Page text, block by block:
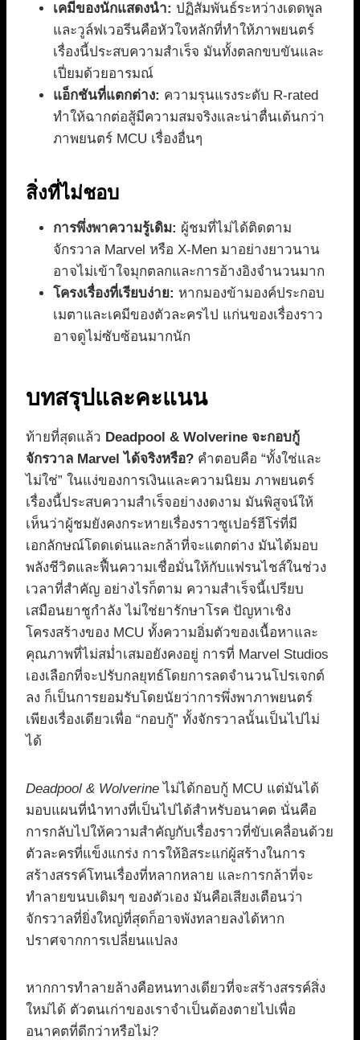
เคมีของนักแสดงนำ: ปฏิสัมพันธ์ระหว่างเดดพูล
และวูล์ฟเวอรีนคือหัวใจหลักที่ทำให้ภาพยนตร์
เรื่องนี้ประสบความสำเร็จ มันทั้งตลกขบขันและ
เปี่ยมด้วยอารมณ์
แอ็กชันที่แตกต่าง: ความรุนแรงระดับ R-rated
ทำให้ฉากต่อสู้มีความสมจริงและน่าตื่นเต้นกว่า
ภาพยนตร์ MCU เรื่องอื่นๆ
สิ่งที่ไม่ชอบ
การพึ่งพาความรู้เดิม: ผู้ชมที่ไม่ได้ติดตาม
จักรวาล Marvel หรือ X-Men มาอย่างยาวนาน
อาจไม่เข้าใจมุกตลกและการอ้างอิงจำนวนมาก
โครงเรื่องที่เรียบง่าย: หากมองข้ามองค์ประกอบ
เมตาและเคมีของตัวละครไป แก่นของเรื่องราว
อาจดูไม่ซับซ้อนมากนัก
บทสรุปและคะแนน
ท้ายที่สุดแล้ว Deadpool & Wolverine จะกอบกู้
จักรวาล Marvel ได้จริงหรือ? คำตอบคือ “ทั้งใช่และ
ไม่ใช่” ในแง่ของการเงินและความนิยม ภาพยนตร์
เรื่องนี้ประสบความสำเร็จอย่างงดงาม มันพิสูจน์ให้
เห็นว่าผู้ชมยังคงกระหายเรื่องราวซูเปอร์ฮีโร่ที่มี
เอกลักษณ์โดดเด่นและกล้าที่จะแตกต่าง มันได้มอบ
พลังชีวิตและฟื้นความเชื่อมั่นให้กับแฟรนไชส์ในช่วง
เวลาที่สำคัญ อย่างไรก็ตาม ความสำเร็จนี้เปรียบ
เสมือนยาชูกำลัง ไม่ใช่ยารักษาโรค ปัญหาเชิง
โครงสร้างของ MCU ทั้งความอิ่มตัวของเนื้อหาและ
คุณภาพที่ไม่สม่ำเสมอยังคงอยู่ การที่ Marvel Studios
เองเลือกที่จะปรับกลยุทธ์โดยการลดจำนวนโปรเจกต์
ลง ก็เป็นการยอมรับโดยนัยว่าการพึ่งพาภาพยนตร์
เพียงเรื่องเดียวเพื่อ “กอบกู้” ทั้งจักรวาลนั้นเป็นไปไม่
ได้
Deadpool & Wolverine ไม่ได้กอบกู้ MCU แต่มันได้
มอบแผนที่นำทางที่เป็นไปได้สำหรับอนาคต นั่นคือ
การกลับไปให้ความสำคัญกับเรื่องราวที่ขับเคลื่อนด้วย
ตัวละครที่แข็งแกร่ง การให้อิสระแก่ผู้สร้างในการ
สร้างสรรค์โทนเรื่องที่หลากหลาย และการกล้าที่จะ
ทำลายขนบเดิมๆ ของตัวเอง มันคือเสียงเตือนว่า
จักรวาลที่ยิ่งใหญ่ที่สุดก็อาจพังทลายลงได้หาก
ปราศจากการเปลี่ยนแปลง
หากการทำลายล้างคือหนทางเดียวที่จะสร้างสรรค์สิ่ง
ใหม่ได้ ตัวตนเก่าของเราจำเป็นต้องตายไปเพื่อ
อนาคตที่ดีกว่าหรือไม่?